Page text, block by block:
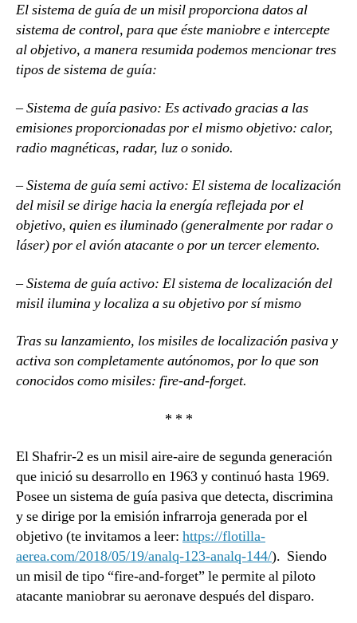
El sistema de guía de un misil proporciona datos al
sistema de control, para que éste maniobre e intercepte
al objetivo, a manera resumida podemos mencionar tres
tipos de sistema de guía:
– Sistema de guía pasivo: Es activado gracias a las
emisiones proporcionadas por el mismo objetivo: calor,
radio magnéticas, radar, luz o sonido.
– Sistema de guía semi activo: El sistema de localización
del misil se dirige hacia la energía reflejada por el
objetivo, quien es iluminado (generalmente por radar o
láser) por el avión atacante o por un tercer elemento.
– Sistema de guía activo: El sistema de localización del
misil ilumina y localiza a su objetivo por sí mismo
Tras su lanzamiento, los misiles de localización pasiva y
activa son completamente autónomos, por lo que son
conocidos como misiles: fire-and-forget.
* * *
El Shafrir-2 es un misil aire-aire de segunda generación
que inició su desarrollo en 1963 y continuó hasta 1969.
Posee un sistema de guía pasiva que detecta, discrimina
y se dirige por la emisión infrarroja generada por el
objetivo (te invitamos a leer: https://flotilla-
aerea.com/2018/05/19/analq-123-analq-144/). Siendo
un misil de tipo “fire-and-forget” le permite al piloto
atacante maniobrar su aeronave después del disparo.